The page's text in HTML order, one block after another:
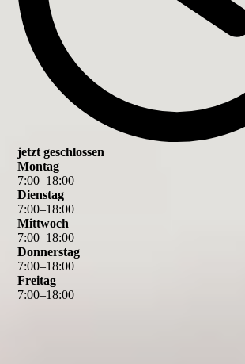
jetzt geschlossen
Montag
7:00–18:00
Dienstag
7:00–18:00
Mittwoch
7:00–18:00
Donnerstag
7:00–18:00
Freitag
7:00–18:00